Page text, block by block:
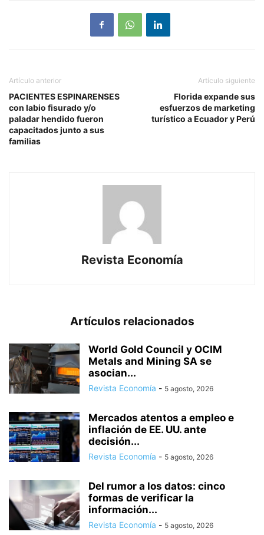
Artículo anterior
PACIENTES ESPINARENSES
con labio fisurado y/o
paladar hendido fueron
capacitados junto a sus
familias
Artículo siguiente
Florida expande sus
esfuerzos de marketing
turístico a Ecuador y Perú
Revista Economía
Artículos relacionados
World Gold Council y OCIM
Metals and Mining SA se
asocian...
Revista Economía - 5 agosto, 2026
Mercados atentos a empleo e
inflación de EE. UU. ante
decisión...
Revista Economía - 5 agosto, 2026
Del rumor a los datos: cinco
formas de verificar la
información...
Revista Economía - 5 agosto, 2026